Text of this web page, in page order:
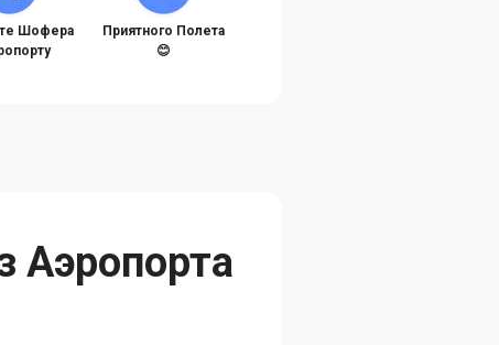
Шофера
Приятного Полета
😊
Аэропорта